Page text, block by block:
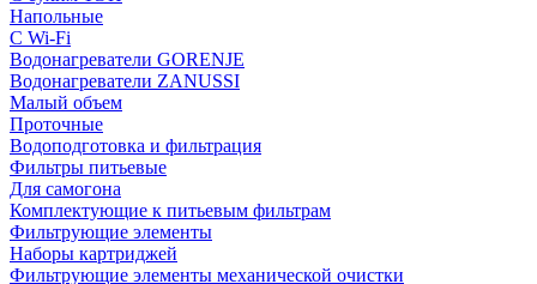
Напольные
С Wi-Fi
Водонагреватели GORENJE
Водонагреватели ZANUSSI
Малый объем
Проточные
Водоподготовка и фильтрация
Фильтры питьевые
Для самогона
Комплектующие к питьевым фильтрам
Фильтрующие элементы
Наборы картриджей
Фильтрующие элементы механической очистки